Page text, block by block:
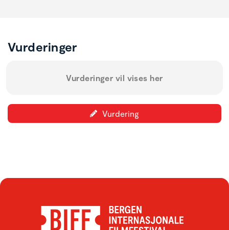
Vurderinger
Vurderinger vil vises her
Vurdering